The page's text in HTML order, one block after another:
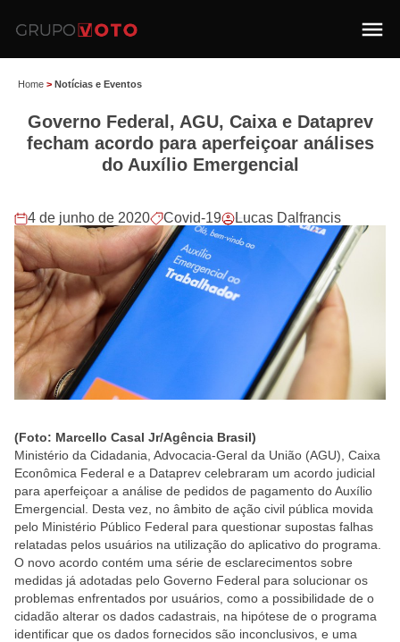
Home > Notícias e Eventos
Governo Federal, AGU, Caixa e Dataprev
fecham acordo para aperfeiçoar análises
do Auxílio Emergencial
4 de junho de 2020 Covid-19 Lucas Dalfrancis
(Foto: Marcello Casal Jr/Agência Brasil)
Ministério da Cidadania, Advocacia-Geral da União (AGU), Caixa
Econômica Federal e a Dataprev celebraram um acordo judicial
para aperfeiçoar a análise de pedidos de pagamento do Auxílio
Emergencial. Desta vez, no âmbito de ação civil pública movida
pelo Ministério Público Federal para questionar supostas falhas
relatadas pelos usuários na utilização do aplicativo do programa.
O novo acordo contém uma série de esclarecimentos sobre
medidas já adotadas pelo Governo Federal para solucionar os
problemas enfrentados por usuários, como a possibilidade de o
cidadão alterar os dados cadastrais, na hipótese de o programa
identificar que os dados fornecidos são inconclusivos, e uma